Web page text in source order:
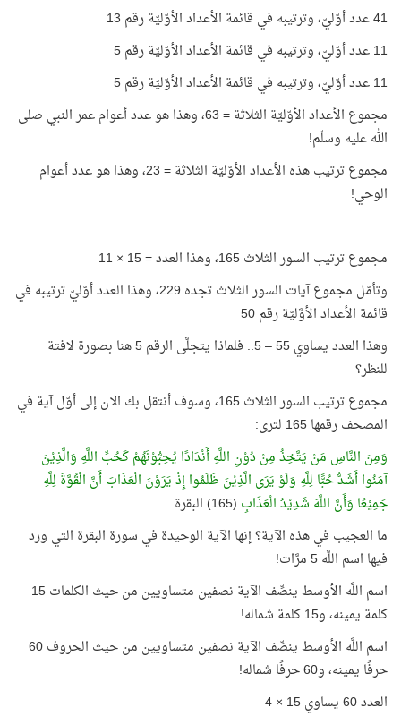
41 عدد أوّليّ، وترتيبه في قائمة الأعداد الأوّليّة رقم 13
11 عدد أوّليّ، وترتيبه في قائمة الأعداد الأوّليّة رقم 5
11 عدد أوّليّ، وترتيبه في قائمة الأعداد الأوّليّة رقم 5
مجموع الأعداد الأوّليّة الثلاثة = 63، وهذا هو عدد أعوام عمر النبي صلى
الله عليه وسلّم!
مجموع ترتيب هذه الأعداد الأوّليّة الثلاثة = 23، وهذا هو عدد أعوام
الوحي!
مجموع ترتيب السور الثلاث 165، وهذا العدد = 15 × 11
وتأمّل مجموع آيات السور الثلاث تجده 229، وهذا العدد أوّليّ ترتيبه في
قائمة الأعداد الأوَّليّة رقم 50
وهذا العدد يساوي 55 – 5.. فلماذا يتجلَّى الرقم 5 هنا بصورة لافتة
للنظر؟
مجموع ترتيب السور الثلاث 165، وسوف أنتقل بك الآن إلى أوّل آية في
المصحف رقمها 165 لترى:
وَمِنَ النَّاسِ مَنْ يَتَّخِذُ مِنْ دُوْنِ اللَّهِ أَنْدَادًا يُحِبُّوْنَهُمْ كَحُبِّ اللَّهِ وَالَّذِيْنَ
آمَنُوا أَشَدُّ حُبًّا لِلَّهِ وَلَوْ يَرَى الَّذِيْنَ ظَلَمُوا إِذْ يَرَوْنَ الْعَذَابَ أَنَّ الْقُوَّةَ لِلَّهِ
جَمِيْعًا وَأَنَّ اللَّهَ شَدِيْدُ الْعَذَابِ (165) البقرة
ما العجيب في هذه الآية؟ إنها الآية الوحيدة في سورة البقرة التي ورد
فيها اسم اللَّه 5 مرَّات!
اسم اللَّه الأوسط ينصِّف الآية نصفين متساويين من حيث الكلمات 15
كلمة يمينه، و15 كلمة شماله!
اسم اللَّه الأوسط ينصِّف الآية نصفين متساويين من حيث الحروف 60
حرفًا يمينه، و60 حرفًا شماله!
العدد 60 يساوي 15 × 4